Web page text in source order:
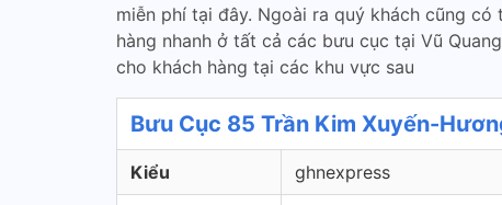
miễn phí tại đây. Ngoài ra quý khách cũng có
hàng nhanh ở tất cả các bưu cục tại Vũ
cho khách hàng tại các khu vực sau
Bưu Cục 85 Trần Kim Xuyến-
Kiểu ghnexpress